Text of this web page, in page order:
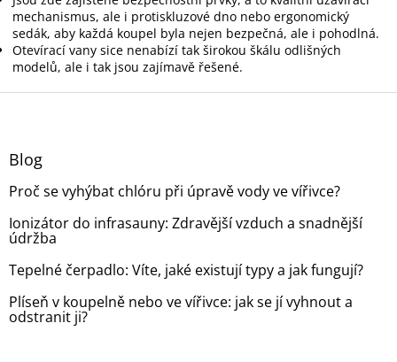
mechanismus, ale i protiskluzové dno nebo ergonomický
sedák, aby každá koupel byla nejen bezpečná, ale i pohodlná.
Otevírací vany sice nenabízí tak širokou škálu odlišných
modelů, ale i tak jsou zajímavě řešené.
Z
Blog
Proč se vyhýbat chlóru při úpravě vody ve vířivce?
Ionizátor do infrasauny: Zdravější vzduch a snadnější
údržba
Tepelné čerpadlo: Víte, jaké existují typy a jak fungují?
Plíseň v koupelně nebo ve vířivce: jak se jí vyhnout a
odstranit ji?